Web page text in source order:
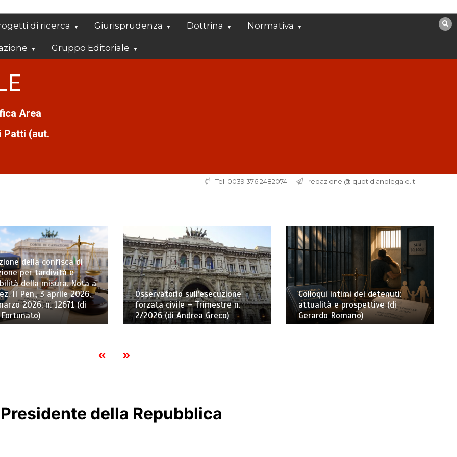
di ricerca Giurisprudenza Dottrina Normativa
Gruppo Editoriale
Area
Patti (aut.
Tel. 0039 376 2482074 redazione @ quotidianolegale.it
della confisca di
per tardività e
della misura. Nota a
II Pen., 3 aprile 2026,
2026, n. 12671 (di
Osservatorio sull’esecuzione
forzata civile – Trimestre n.
2/2026 (di Andrea Greco)
Colloqui intimi dei detenuti:
attualità e prospettive (di
Gerardo Romano)
della Repubblica